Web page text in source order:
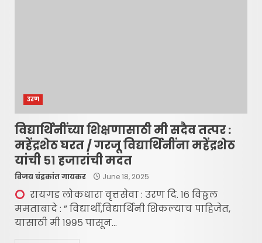
उरण
विद्यार्थिनींच्या शिक्षणासाठी मी सदैव तत्पर :
महेंद्रशेठ घरत / गरजू विद्यार्थिनींना महेंद्रशेठ
यांची ५१ हजारांची मदत
विजय चंद्रकांत गायकर June 18, 2025
रायगड लोकधारा वृत्तसेवा : उरण दि. १६ विठ्ठल
ममताबादे : ” विद्यार्थी,विद्यार्थिनी शिकल्याच पाहिजेत,
यासाठी मी १९९५ पासून...